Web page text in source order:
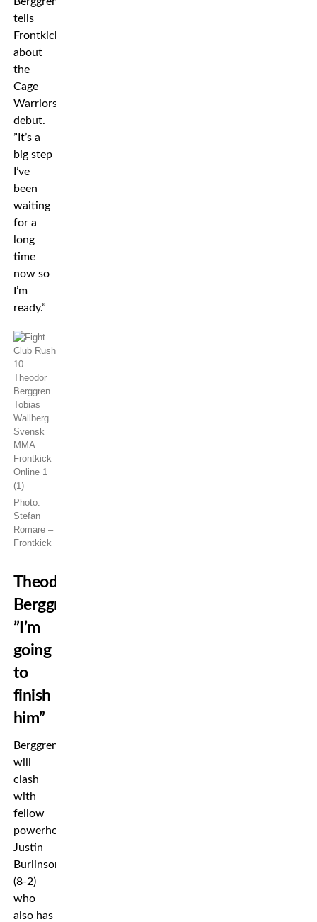
tells
Frontkick
about
the
Cage
Warriors
debut.
”It’s a
big step
I’ve
been
waiting
for a
long
time
now so
I’m
ready.”
Photo:
Stefan
Romare –
Frontkick
Theodor
Berggren:
”I’m
going
to
finish
him”
Berggren
will
clash
with
fellow
powerhouse
Justin
Burlinson
(8-2)
who
also has